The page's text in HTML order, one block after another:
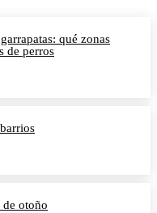
qué zonas
de perros
de otoño